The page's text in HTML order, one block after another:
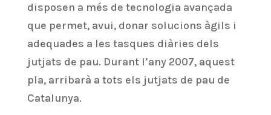
disposen a més de tecnologia avançada
que permet, avui, donar solucions àgils i
adequades a les tasques diàries dels
jutjats de pau. Durant l’any 2007, aquest
pla, arribarà a tots els jutjats de pau de
Catalunya.